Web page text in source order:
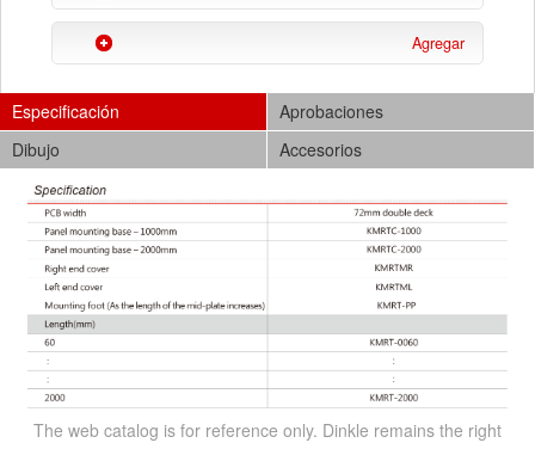
Agregar
Especificación
Aprobaciones
Dibujo
Accesorios
The web catalog is for reference only. Dinkle remains the right